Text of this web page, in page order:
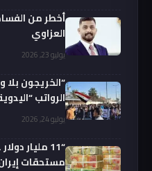
أخطر من
العزاوي
يوليو 23, 2026
“الخريجون
الرواتب
يوليو 24, 2026
“11 مليار
مستحقات